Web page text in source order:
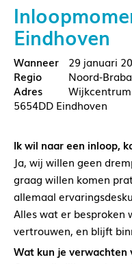
Eindhoven
29 januari
Noord-
5654DD Eindhoven
Ik wil naar een inloop,
Ja, wij willen geen
graag willen komen
allemaal
Alles wat er besproken
vertrouwen, en blijft
Wat kun je verwachten